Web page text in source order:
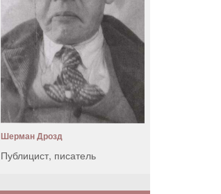
Шерман Дрозд
Публицист, писатель